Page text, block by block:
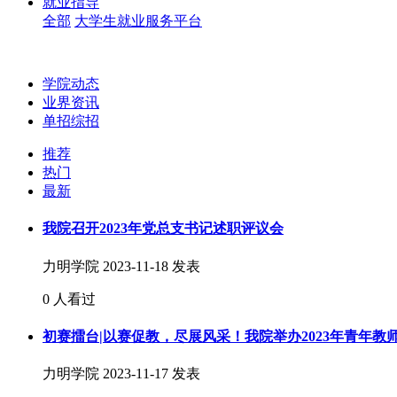
全部 大学生就业服务平台
学院动态
业界资讯
单招综招
推荐
热门
最新
我院召开2023年党总支书记述职评议会
力明学院 2023-11-18 发表
0 人看过
初赛擂台|以赛促教，尽展风采！我院举办2023年青年教
力明学院 2023-11-17 发表